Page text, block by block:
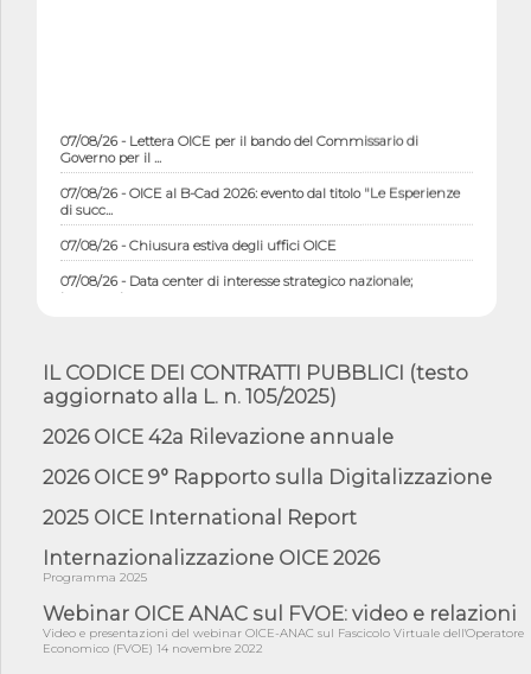
07/08/26 - Lettera OICE per il bando del Commissario di
Governo per il ...
07/08/26 - OICE al B-Cad 2026: evento dal titolo "Le Esperienze
di succ...
07/08/26 - Chiusura estiva degli uffici OICE
07/08/26 - Data center di interesse strategico nazionale;
interventi pe...
07/08/26 - Ponte sullo Stretto di Messina: deliberata la
sussistenza di...
07/08/26 - Tunnel Brennero, dal Cipess via libera al quinto lotto
costr...
06/08/26 - Istat, produzione industriale in calo dell'1% a giugno,
con ...
06/08/26 - DL PA approvato in Cdm: contributi per
riqualificazione sism...
06/08/26 - CdM: approvato il d.lgs. di adeguamento all’AI Act in
mate...
IL CODICE DEI CONTRATTI PUBBLICI (testo
aggiornato alla L. n. 105/2025)
2026 OICE 42a Rilevazione annuale
2026 OICE 9° Rapporto sulla Digitalizzazione
2025 OICE International Report
Internazionalizzazione OICE 2026
Programma 2025
Webinar OICE ANAC sul FVOE: video e relazioni
Video e presentazioni del webinar OICE-ANAC sul Fascicolo Virtuale dell'Operatore
Economico (FVOE) 14 novembre 2022